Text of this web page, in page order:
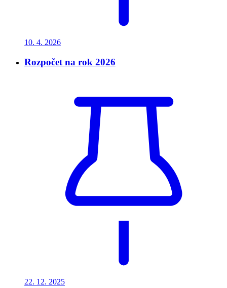
10. 4. 2026
Rozpočet na rok 2026
22. 12. 2025